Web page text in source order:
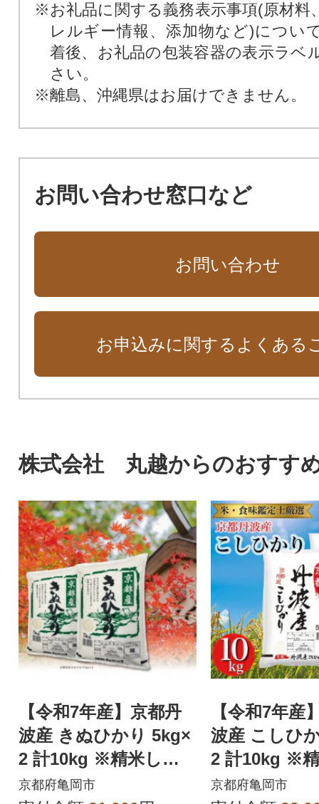
※お礼品に関する義務表示事項(原材料
レルギー情報、添加物など)につい
着後、お礼品の包装容器の表示ラベ
さい。
※離島、沖縄県はお届けできません。
お問い合わせ窓口など
お問い合わせ
お申込みに関するよくある
株式会社 丸越からのおすす
【令和7年産】京都丹
波産 きぬひかり 5kg×
2 計10kg ※精米した
てをお届け
京都府亀岡市
【令和7年産
波産 こしひ
2 計10kg ※
てをお届け
京都府亀岡市